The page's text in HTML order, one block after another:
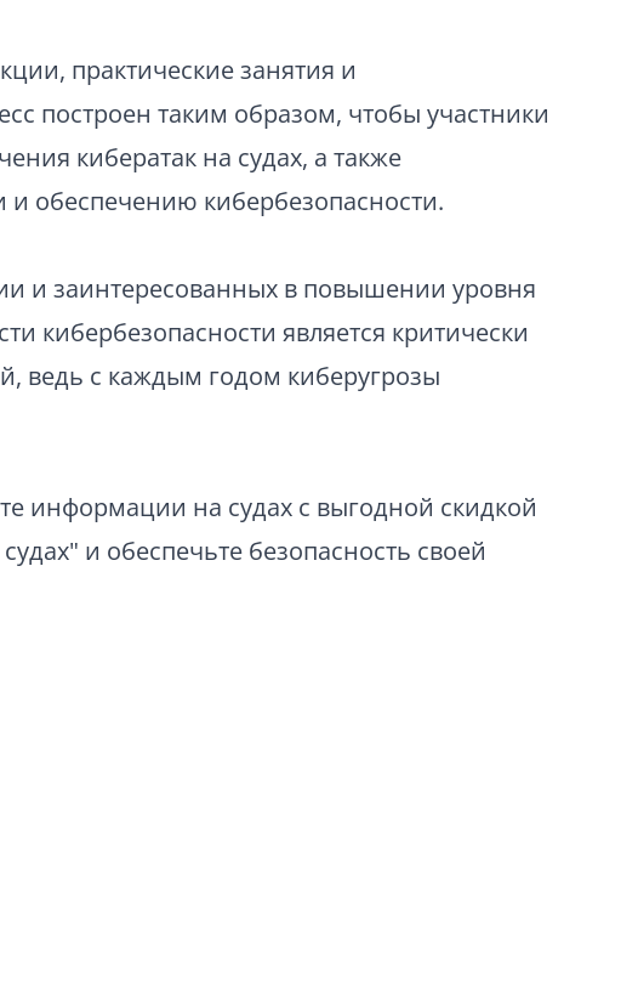
практические занятия и
построен таким образом, чтобы участники
кибератак на судах, а также
обеспечению кибербезопасности.
и заинтересованных в повышении уровня
кибербезопасности является критически
ведь с каждым годом киберугрозы
информации на судах с выгодной скидкой
и обеспечьте безопасность своей